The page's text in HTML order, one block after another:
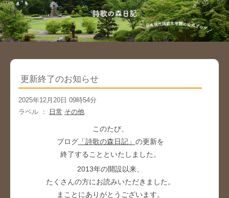
更新終了のお知らせ
2025年12月20日 09時54分
ラベル ：
日常 その他
このたび、
ブログ「詩歌の森日記」 の更新を
終了することといたしました。
2013年の開設以来、
たくさんの方にお読みいただきました。
まことにありがとうございます。